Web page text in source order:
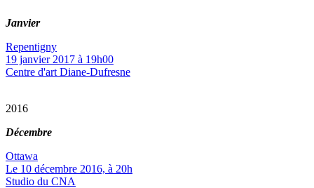
Janvier
Repentigny
19 janvier 2017 à 19h00
Centre d'art Diane-Dufresne
2016
Décembre
Ottawa
Le 10 décembre 2016, à 20h
Studio du CNA